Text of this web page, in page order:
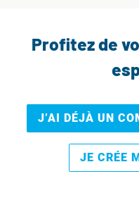
Profitez de
J’AI DÉJÀ UN
JE CRÉE